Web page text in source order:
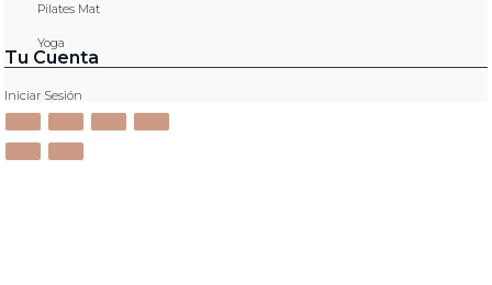
Pilates Mat
Yoga
Tu Cuenta
Iniciar Sesión